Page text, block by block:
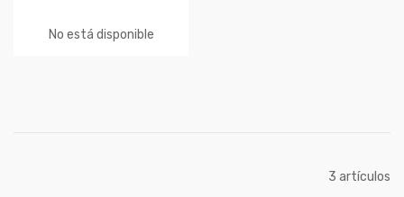
No está disponible
3 artículos